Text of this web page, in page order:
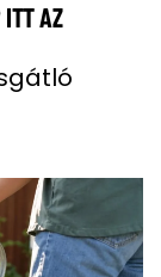
ITT AZ